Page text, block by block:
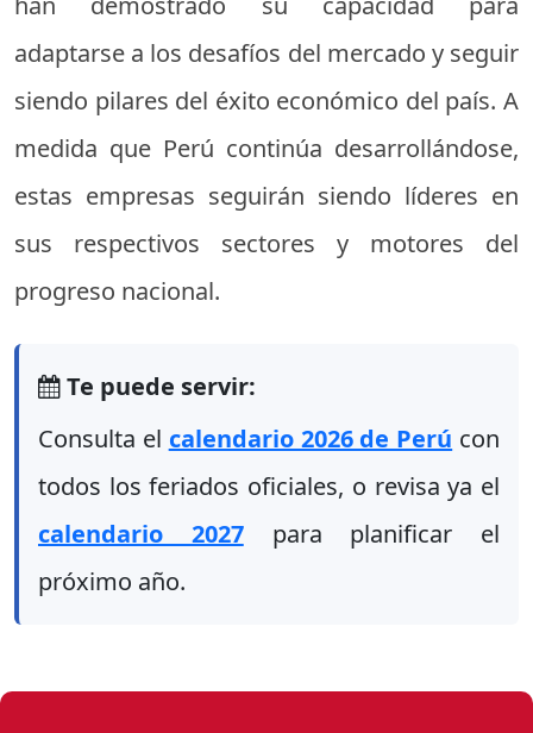
adaptarse a los desafíos del mercado y seguir
siendo pilares del éxito económico del país. A
medida que Perú continúa desarrollándose,
estas empresas seguirán siendo líderes en
sus respectivos sectores y motores del
progreso nacional.
Te puede servir:
Consulta el calendario 2026 de Perú con
todos los feriados oficiales, o revisa ya el
calendario 2027para planificar el
próximo año.